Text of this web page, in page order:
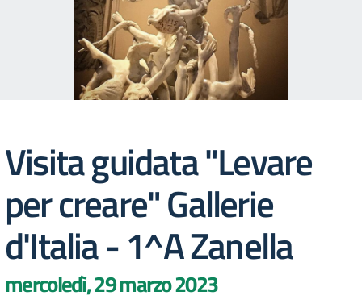
Visita guidata "Levare
per creare" Gallerie
d'Italia - 1^A Zanella
mercoledì, 29 marzo 2023